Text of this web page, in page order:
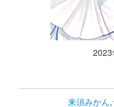
来須みかん,